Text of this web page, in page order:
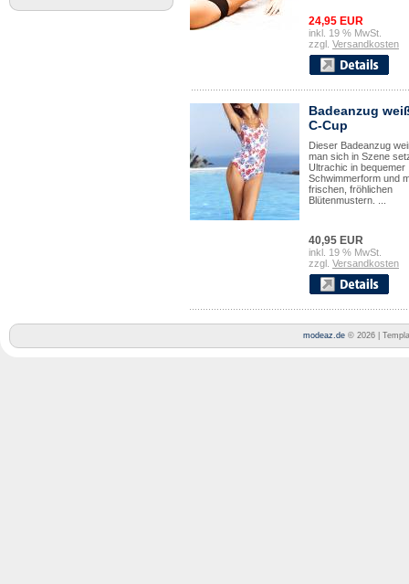
24,95 EUR
inkl. 19 % MwSt.
zzgl. Versandkosten
Badeanzug
C-Cup
Dieser Badeanzug
man sich in Szene
Ultrachic in bequemer
Schwimmerform und
frischen, fröhlichen
Blütenmustern. ...
40,95 EUR
inkl. 19 % MwSt.
zzgl. Versandkosten
modeaz.de © 2026 |